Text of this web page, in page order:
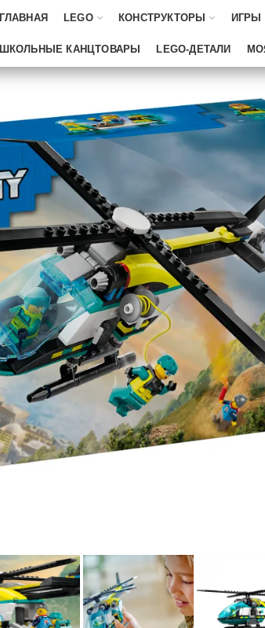
ГЛАВНАЯ LEGO КОНСТРУКТОРЫ ИГРЫ
ШКОЛЬНЫЕ КАНЦТОВАРЫ LEGO-ДЕТАЛИ